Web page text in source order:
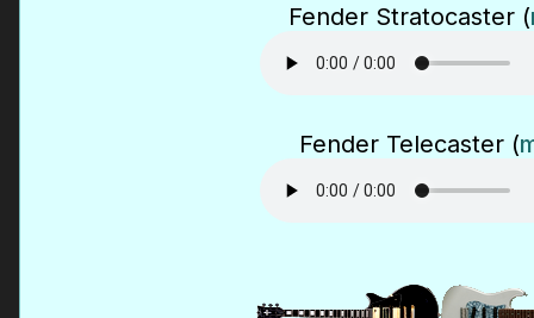
Fender Stratocaster (
Fender Telecaster (